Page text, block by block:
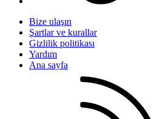
Bize ulaşın
Şartlar ve kurallar
Gizlilik politikası
Yardım
Ana sayfa